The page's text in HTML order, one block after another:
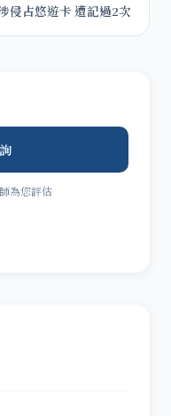
侵占悠遊卡 遭記過2次
為您評估